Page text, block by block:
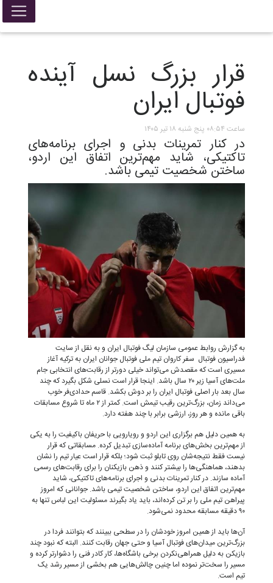
قرار بزرگ نسل آینده
فوتبال ایران
ساعت ۰۸:۵۴ پنج شنبه ۱۸ تیر ۱۴۰۵
در کنار تمرینات بدنی و اجرای برنامه‌های
تاکتیکی، شاید مهم‌ترین اتفاق این اردو،
ساختن شخصیت تیمی باشد.
به گزارش روابط عمومی سازمان لیگ فوتبال ایران و به نقل از سایت
فدراسیون فوتبال سفر کاروان تیم ملی فوتبال جوانان ایران به ترکیه آغاز
مسیری است که مقصدش می‌تواند خیلی دورتر از رقابت‌های انتخابی جام
ملت‌های آسیا زیر ۲۰ سال باشد. اینجا قرار است نسلی شکل بگیرد که چند
سال بعد بار اصلی فوتبال ایران را بر دوش بکشد. قاسم حدادی‌فر خوب
می‌داند زمان، بزرگ‌ترین رقیب تیمش است. کمتر از ۲ ماه تا شروع مسابقات
باقی مانده و هر روز، ارزشی برابر با چند هفته دارد.
به همین دلیل هم برگزاری این اردو و رویارویی با حریفان باکیفیت را به یکی
از مهم‌ترین بخش‌های برنامه آماده‌سازی تبدیل کرده. مسابقاتی که قرار
نیست فقط نتیجه‌شان روی تابلو ثبت شود؛ بلکه قرار است عیار تیم را نشان
بدهند، هماهنگی‌ها را بیشتر کنند و ذهن بازیکنان را برای رقابت‌های رسمی
آماده سازند. در کنار تمرینات بدنی و اجرای برنامه‌های تاکتیکی، شاید
مهم‌ترین اتفاق این اردو، ساختن شخصیت تیمی باشد. جوانانی که امروز
پیراهن تیم ملی را بر تن کرده‌اند، باید یاد بگیرند مسئولیت این لباس تنها به
۹۰ دقیقه مسابقه محدود نمی‌شود.
آن‌ها باید از همین امروز خودشان را در سطحی ببینند که بتوانند فردا در
بزرگ‌ترین میدان‌های فوتبال آسیا و حتی جهان رقابت کنند. البته که نبود چند
بازیکن به دلیل همراهی‌نکردن برخی باشگاه‌ها، کار کادر فنی را دشوارتر کرده و
مسیر را سخت‌تر نموده اما چنین چالش‌هایی هم بخشی از مسیر رشد یک
تیم است.